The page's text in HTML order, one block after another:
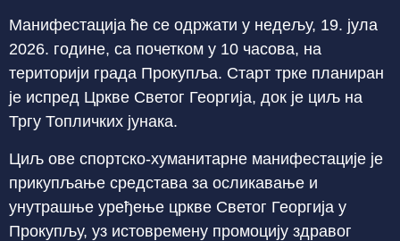
Манифестација ће се одржати у недељу, 19. јула
2026. године, са почетком у 10 часова, на
територији града Прокупља. Старт трке планиран
је испред Цркве Светог Георгија, док је циљ на
Тргу Топличких јунака.
Циљ ове спортско-хуманитарне манифестације је
прикупљање средстава за осликавање и
унутрашње уређење цркве Светог Георгија у
Прокупљу, уз истовремену промоцију здравог